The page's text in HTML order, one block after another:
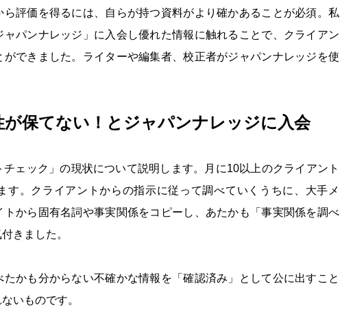
評価を得るには、自らが持つ資料がより確かあることが必須。私
パンナレッジ」に入会し優れた情報に触れることで、クライアン
ができました。ライターや編集者、校正者がジャパンナレッジを使
保てない！とジャパンナレッジに入会
ェック」の現状について説明します。月に10以上のクライアント
す。クライアントからの指示に従って調べていくうちに、大手メ
から固有名詞や事実関係をコピーし、あたかも「事実関係を調べ
きました。
かも分からない不確かな情報を「確認済み」として公に出すこと
いものです。